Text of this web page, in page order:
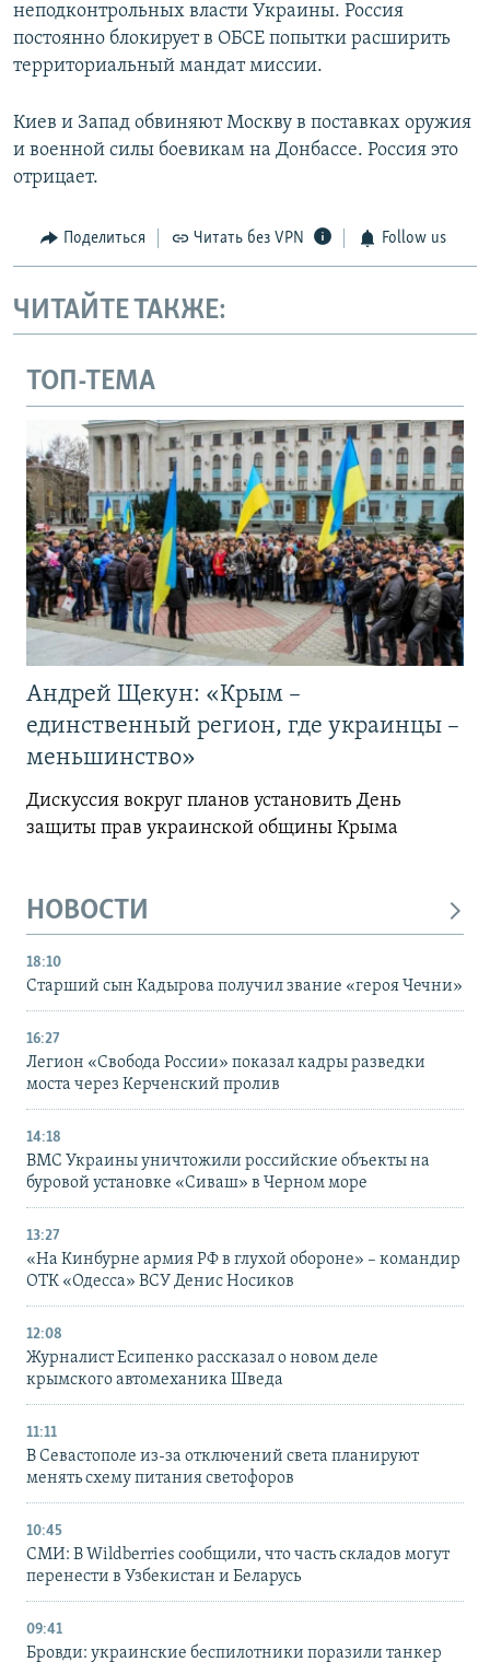
неподконтрольных власти Украины. Россия
постоянно блокирует в ОБСЕ попытки расширить
территориальный мандат миссии.
Киев и Запад обвиняют Москву в поставках оружия
и военной силы боевикам на Донбассе. Россия это
отрицает.
Поделиться Читать без VPN Follow us
ЧИТАЙТЕ ТАКЖЕ:
ТОП-ТЕМА
Андрей Щекун: «Крым –
единственный регион, где украинцы –
меньшинство»
Дискуссия вокруг планов установить День
защиты прав украинской общины Крыма
НОВОСТИ
18:10
Старший сын Кадырова получил звание «героя Чечни»
16:27
Легион «Свобода России» показал кадры разведки
моста через Керченский пролив
14:18
ВМС Украины уничтожили российские объекты на
буровой установке «Сиваш» в Черном море
13:27
«На Кинбурне армия РФ в глухой обороне» – командир
ОТК «Одесса» ВСУ Денис Носиков
12:08
Журналист Есипенко рассказал о новом деле
крымского автомеханика Шведа
11:11
В Севастополе из-за отключений света планируют
менять схему питания светофоров
10:45
СМИ: В Wildberries сообщили, что часть складов могут
перенести в Узбекистан и Беларусь
09:41
Бровди: украинские беспилотники поразили танкер